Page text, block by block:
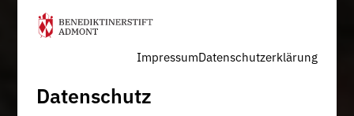
ImpressumDatenschutzerklärung
Datenschutz